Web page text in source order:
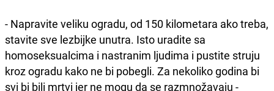
- Napravite veliku ogradu, od 150 kilometara ako treba,
stavite sve lezbijke unutra. Isto uradite sa
homoseksualcima i nastranim ljudima i pustite struju
kroz ogradu kako ne bi pobegli. Za nekoliko godina bi
svi bi bili mrtvi jer ne mogu da se razmnožavaju -